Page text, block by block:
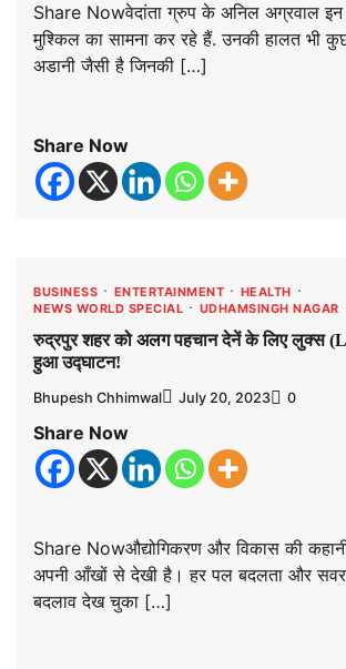
Share Nowवेदांता ग्रुप के अनिल अग्रवाल इन
मुश्किल का सामना कर रहे हैं. उनकी हालत भी
अडानी जैसी है जिनकी […]
Share Now
BUSINESS ENTERTAINMENT
HEALTH
NEWS WORLD SPECIAL
UDHAMSINGH NAGAR
रुद्रपुर शहर को अलग पहचान देनें के लिए लुक्स
हुआ उद्घाटन!
Bhupesh Chhimwal July 20, 2023 0
Share Now
Share Nowऔद्योगिकरण और विकास की
अपनी आँखों से देखी है। हर पल बदलता और
बदलाव देख चुका […]